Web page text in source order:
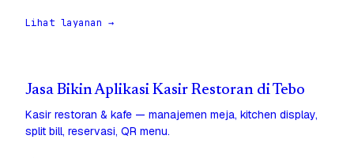
Lihat layanan →
Jasa Bikin Aplikasi Kasir Restoran di Tebo
Kasir restoran & kafe — manajemen meja, kitchen display,
split bill, reservasi, QR menu.